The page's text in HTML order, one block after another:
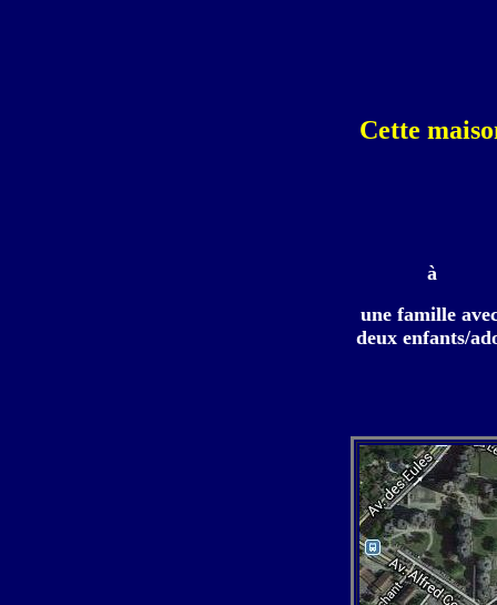
Cette
à
une famille
deux enfants/